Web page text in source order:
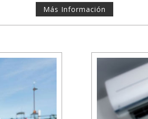
Más Información